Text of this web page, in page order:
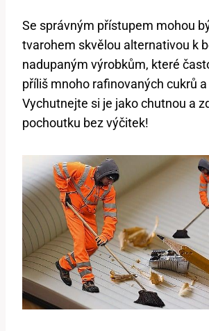
Se správným přístupem mohou
tvarohem skvělou alternativou k
nadupaným výrobkům, které
příliš mnoho rafinovaných cukrů
Vychutnejte si je jako chutnou a
pochoutku bez výčitek!